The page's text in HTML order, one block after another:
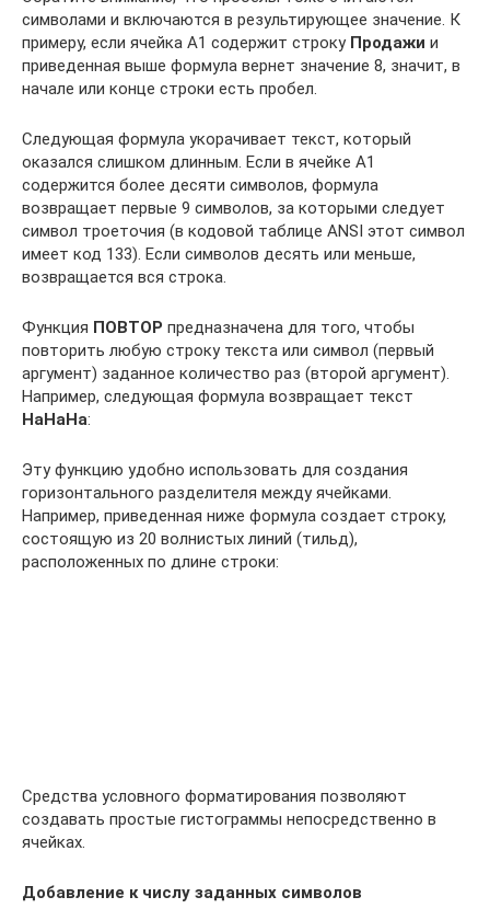
символами и включаются в результирующее значение. К
примеру, если ячейка А1 содержит строку Продажи и
приведенная выше формула вернет значение 8, значит, в
начале или конце строки есть пробел.
Следующая формула укорачивает текст, который
оказался слишком длинным. Если в ячейке А1
содержится более десяти символов, формула
возвращает первые 9 символов, за которыми следует
символ троеточия (в кодовой таблице ANSI этот символ
имеет код 133). Если символов десять или меньше,
возвращается вся строка.
Функция ПОВТОР предназначена для того, чтобы
повторить любую строку текста или символ (первый
аргумент) заданное количество раз (второй аргумент).
Например, следующая формула возвращает текст
НаНаНа:
Эту функцию удобно использовать для создания
горизонтального разделителя между ячейками.
Например, приведенная ниже формула создает строку,
состоящую из 20 волнистых линий (тильд),
расположенных по длине строки:
Средства условного форматирования позволяют
создавать простые гистограммы непосредственно в
ячейках.
Добавление к числу заданных символов